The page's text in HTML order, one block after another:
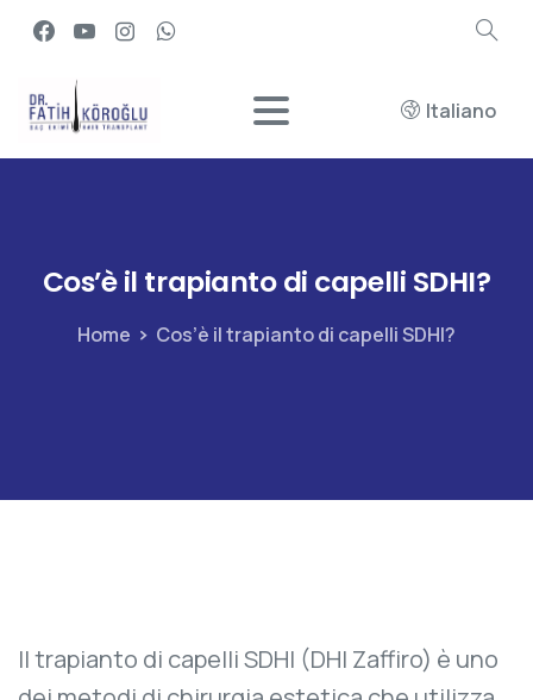
Italiano
Cos’è il trapianto di capelli SDHI?
Home Cos’è il trapianto di capelli SDHI?
Il trapianto di capelli SDHI (DHI Zaffiro) è uno